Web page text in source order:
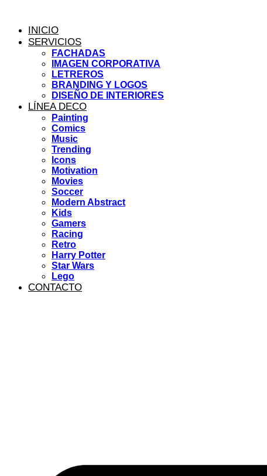
contenidoINICIO
SERVICIOS
FACHADAS
IMAGEN CORPORATIVA
LETREROS
BRANDING Y LOGOS
DISEÑO DE INTERIORES
LÍNEA DECO
Painting
Comics
Music
Trending
Icons
Motivation
Movies
Soccer
Modern Abstract
Kids
Gamers
Racing
Retro
Harry Potter
Star Wars
Lego
CONTACTO